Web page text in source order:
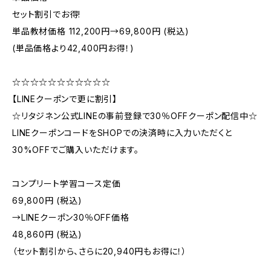
セット割引でお得!
単品教材価格 112,200円→69,800円 (税込)
(単品価格より42,400円お得！)
☆☆☆☆☆☆☆☆☆☆☆
【LINEクーポンで更に割引】
☆リタジネン公式LINEの事前登録で30％OFFクーポン配信中☆
LINEクーポンコードをSHOPでの決済時に入力いただくと
30%OFFでご購入いただけます。
コンプリート学習コース定価
69,800円 (税込)
→LINEクーポン30％OFF価格
48,860円 (税込)
（セット割引から、さらに20,940円もお得に！）